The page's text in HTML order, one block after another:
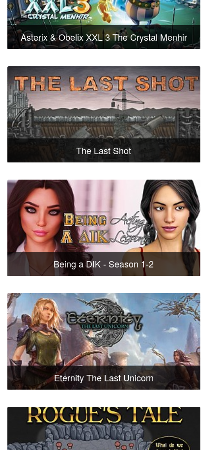
Asterix & Obelix XXL 3 The Crystal Menhir
The Last Shot
Being a DIK - Season 1-2
Eternity The Last Unicorn